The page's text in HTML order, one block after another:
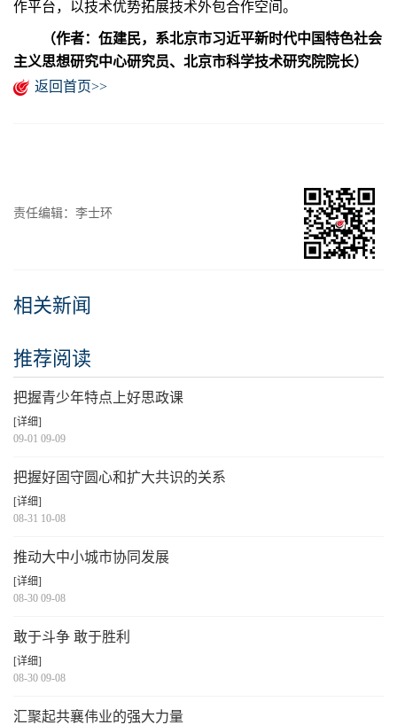
作平台，以技术优势拓展技术外包合作空间。
（作者：伍建民，系北京市习近平新时代中国特色社会
主义思想研究中心研究员、北京市科学技术研究院院长）
返回首页>>
责任编辑：李士环
相关新闻
推荐阅读
把握青少年特点上好思政课
[详细]
09-01 09-09
把握好固守圆心和扩大共识的关系
[详细]
08-31 10-08
推动大中小城市协同发展
[详细]
08-30 09-08
敢于斗争 敢于胜利
[详细]
08-30 09-08
汇聚起共襄伟业的强大力量